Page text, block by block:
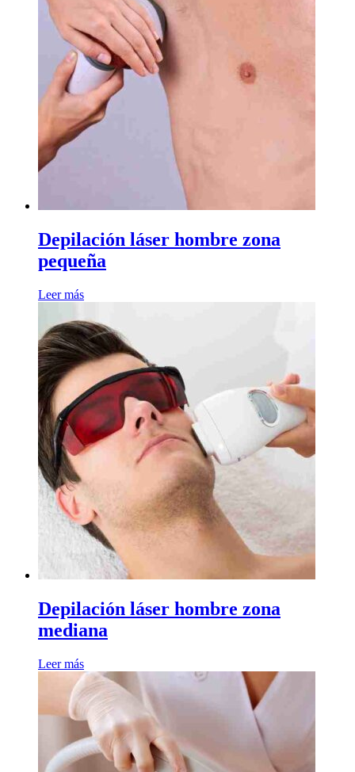
Depilación láser hombre zona
pequeña
Leer más
Depilación láser hombre zona
mediana
Leer más